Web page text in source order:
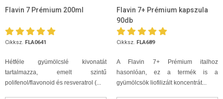
Flavin 7 Prémium 200ml
Cikksz. FLA0641
Hétféle gyümölcslé kivonatát
tartalmazza, emelt szintű
polifenol/flavonoid és resveratrol (...
Flavin 7+ Prémium kapszula
90db
Cikksz. FLA689
A Flavin 7+ Prémium italhoz
hasonlóan, ez a termék is a
gyümölcsök liofilizált koncentrát...